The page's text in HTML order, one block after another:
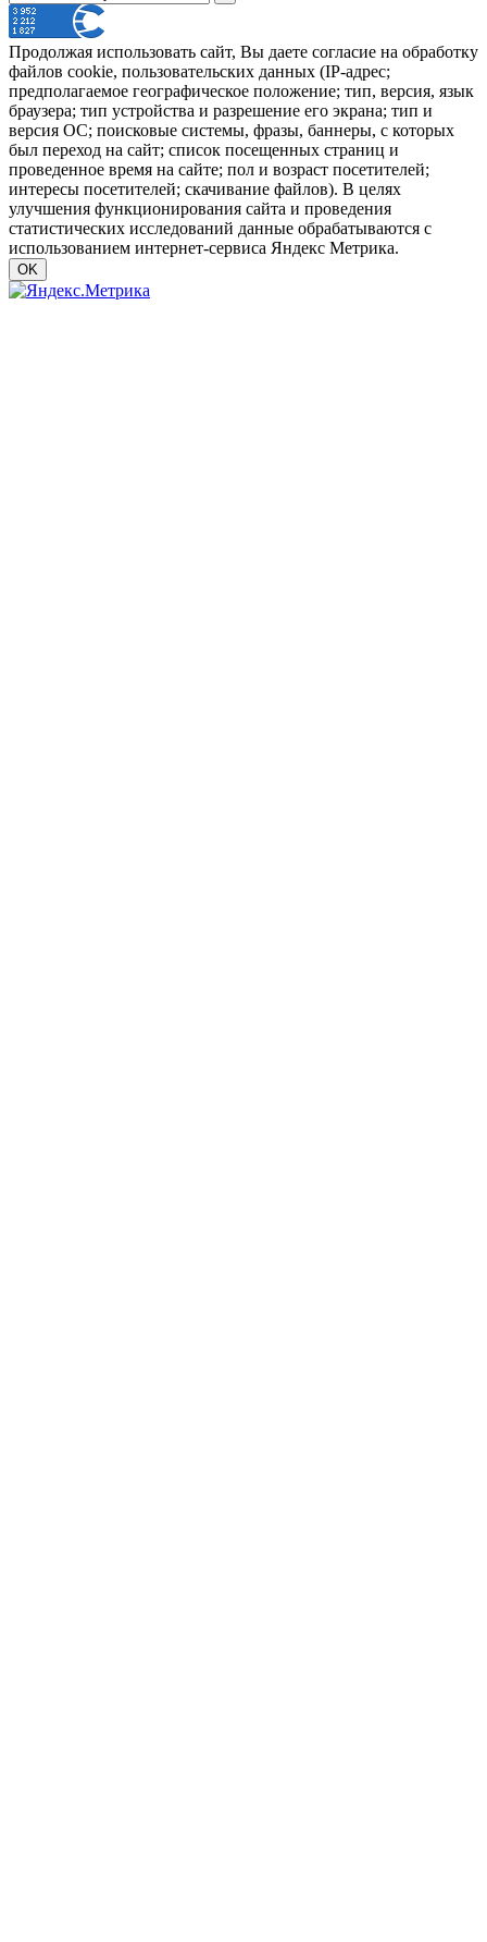
Продолжая использовать сайт, Вы даете согласие на обработку
файлов cookie, пользовательских данных (IP-адрес;
предполагаемое географическое положение; тип, версия, язык
браузера; тип устройства и разрешение его экрана; тип и
версия ОС; поисковые системы, фразы, баннеры, с которых
был переход на сайт; список посещенных страниц и
проведенное время на сайте; пол и возраст посетителей;
интересы посетителей; скачивание файлов). В целях
улучшения функционирования сайта и проведения
статистических исследований данные обрабатываются с
использованием интернет-сервиса Яндекс Метрика.
OK